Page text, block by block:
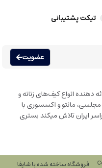
تیکت پشتیبانی
عضویت
دهنده انواع کیف‌های زنانه و
مانتو و اکسسوری با
ایران تلاش میکند بستری
فروشگاه ساخته شده با شاپفا